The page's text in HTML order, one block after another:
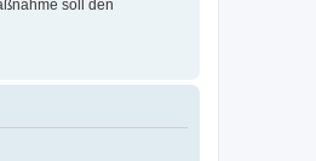
soll den